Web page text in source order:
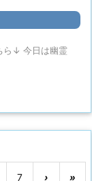
ら↓ 今日は幽霊
7 › »